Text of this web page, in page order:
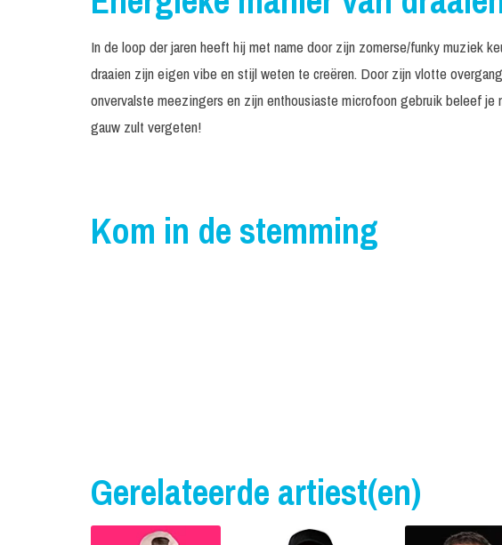
In de loop der jaren heeft hij met name door zijn zomerse/funky muziek
draaien zijn eigen vibe en stijl weten te creëren. Door zijn vlotte
onvervalste meezingers en zijn enthousiaste microfoon gebruik beleef
gauw zult vergeten!
Kom in de stemming
Gerelateerde artiest(en)